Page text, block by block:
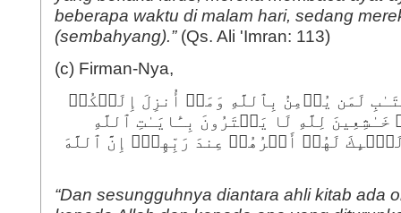
beberapa waktu di malam hari, sedang
(sembahyang).”(Qs. Ali 'Imran: 113)
(c) Firman-Nya,
لَمَن یُؤۡمِنُ بِٱللَّهِ وَمَاۤ أُنزِلَ إِلَیۡكُمۡ
لِلَّهِ لَا یَشۡتَرُونَ بِـَٔایَـٰتِ ٱللَّهِ
لَهُمۡ أَجۡرُهُمۡ عِندَ رَبِّهِمۡۗ إِنَّ ٱللَّهَ
“Dan sesungguhnya diantara ahli kitab ada